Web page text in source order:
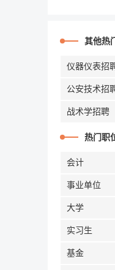
其他热
仪器仪表招
公安技术招
战术学招聘
热门职
会计
事业单位
大学
实习生
基金